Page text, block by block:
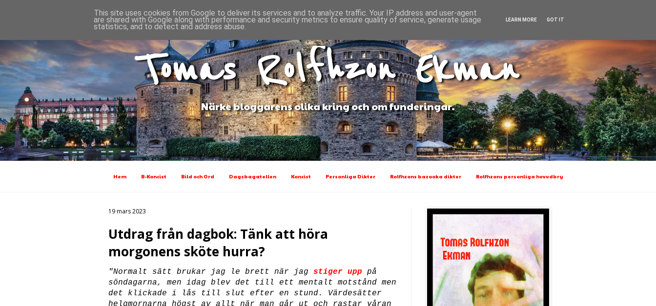
Tomas Rolfhzon Ekman
Närke bloggarens olika kring och om funderingar.
Hem B-Koncist Bild och Ord Dagsbagatellen Koncist Personliga Dikter Rolfhzons bazooka dikter Rolfhzons personliga huvudbry
19 mars 2023
Utdrag från dagbok: Tänk att höra
morgonens sköte hurra?
"Normalt sätt brukar jag le brett när jag stiger upp på
söndagarna, men idag blev det till ett mentalt motstånd men
det klickade i lås till slut efter en stund. Värdesätter
helgmornarna högst av allt när man går ut och rastar våran
This site uses cookies from Google to deliver its services and to analyze traffic. Your IP address and user-agent
are shared with Google along with performance and security metrics to ensure quality of service, generate usage
statistics, and to detect and address abuse.
LEARN MORE GOT IT